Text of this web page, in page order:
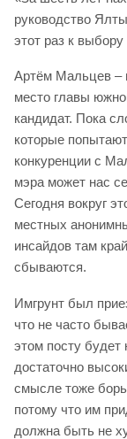
руководство
этот раз к
Артём Мальцев –
место главы
кандидат. Пока
которые
конкуренции с
мэра может нас
Сегодня вокруг
местных
инсайдов там
сбываются.
Имгрунт был
что не часто
этом посту будет
достаточно
смысле тоже
потому что им
должна быть не